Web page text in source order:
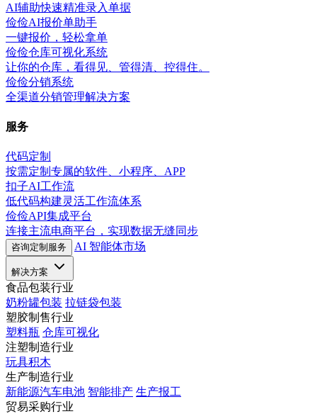
AI辅助快速精准录入单据
俭俭AI报价单助手
一键报价，轻松拿单
俭俭仓库可视化系统
让你的仓库，看得见、管得清、控得住。
俭俭分销系统
全渠道分销管理解决方案
服务
代码定制
按需定制专属的软件、小程序、APP
扣子AI工作流
低代码构建灵活工作流体系
俭俭API集成平台
连接主流电商平台，实现数据无缝同步
咨询定制服务 AI 智能体市场
解决方案
食品包装行业
奶粉罐包装 拉链袋包装
塑胶制售行业
塑料瓶 仓库可视化
注塑制造行业
玩具积木
生产制造行业
新能源汽车电池 智能排产 生产报工
贸易采购行业